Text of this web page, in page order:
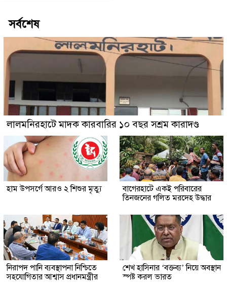
সর্বশেষ
লালমনিরহাটে মাদক কারবারির ১০ বছর সশ্রম কারাদণ্ড
হাম উপসর্গে আরও ২ শিশুর মৃত্যু
‎বাগেরহাটে একই পরিবারের
তিনজনের গলিত মরদেহ উদ্ধার
নিরাপদ পানি ব্যবস্থাপনা নিশ্চিতে
সহযোগিতার আশ্বাস প্রধানমন্ত্রীর
শেখ হাসিনার ‘বক্তব্য’ নিয়ে অবস্থান
স্পষ্ট করল ভারত